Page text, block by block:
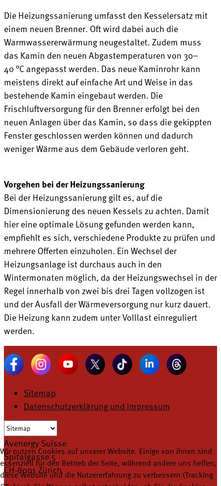
Die Heizungssanierung umfasst den Kesselersatz mit
einem neuen Brenner. Oft wird dabei auch die
Warmwassererwärmung neugestaltet. Zudem muss
das Kamin den neuen Abgastemperaturen von 30–
40 °C angepasst werden. Das neue Kaminrohr kann
meistens direkt auf einfache Art und Weise in das
bestehende Kamin eingebaut werden. Die
Frischluftversorgung für den Brenner erfolgt bei den
neuen Anlagen über das Kamin, so dass die gekippten
Fenster geschlossen werden können und dadurch
weniger Wärme aus dem Gebäude verloren geht.
Vorgehen bei der Heizungssanierung
Bei der Heizungssanierung gilt es, auf die
Dimensionierung des neuen Kessels zu achten. Damit
hier eine optimale Lösung gefunden werden kann,
empfiehlt es sich, verschiedene Produkte zu prüfen und
mehrere Offerten einzuholen. Ein Wechsel der
Heizungsanlage ist durchaus auch in den
Wintermonaten möglich, da der Heizungswechsel in der
Regel innerhalb von zwei bis drei Tagen vollzogen ist
und der Ausfall der Wärmeversorgung nur kurz dauert.
Die Heizung kann zudem unter Volllast einreguliert
werden.
Sitemap
Datenschutzerklärung und Impressum
Avenergy Suisse
Spitalgasse 5
CH-8001 Zürich
Wir nutzen Cookies auf unserer Website. Einige von ihnen sind
essenziell für den Betrieb der Seite, während andere uns helfen,
diese Website und die Nutzererfahrung zu verbessern (Tracking